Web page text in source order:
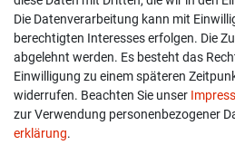
Widerrufs­recht
Widerruf erklären
info@overdrive-
05662 / 8878939
Die Datenverarbeitung kann mit
berechtigten Interesses erfolgen. Die
abgelehnt werden. Es besteht das
Einwilligung zu einem späteren
widerrufen. Beachten Sie unser
zur Verwendung personenbezogener
erklärung.